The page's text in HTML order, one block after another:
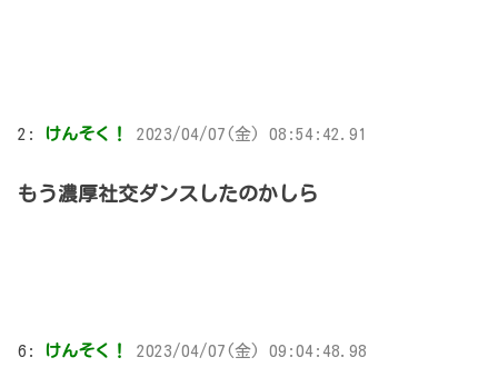
2: けんそく！ 2023/04/07(金) 08:54:42.91
もう濃厚社交ダンスしたのかしら
6: けんそく！ 2023/04/07(金) 09:04:48.98